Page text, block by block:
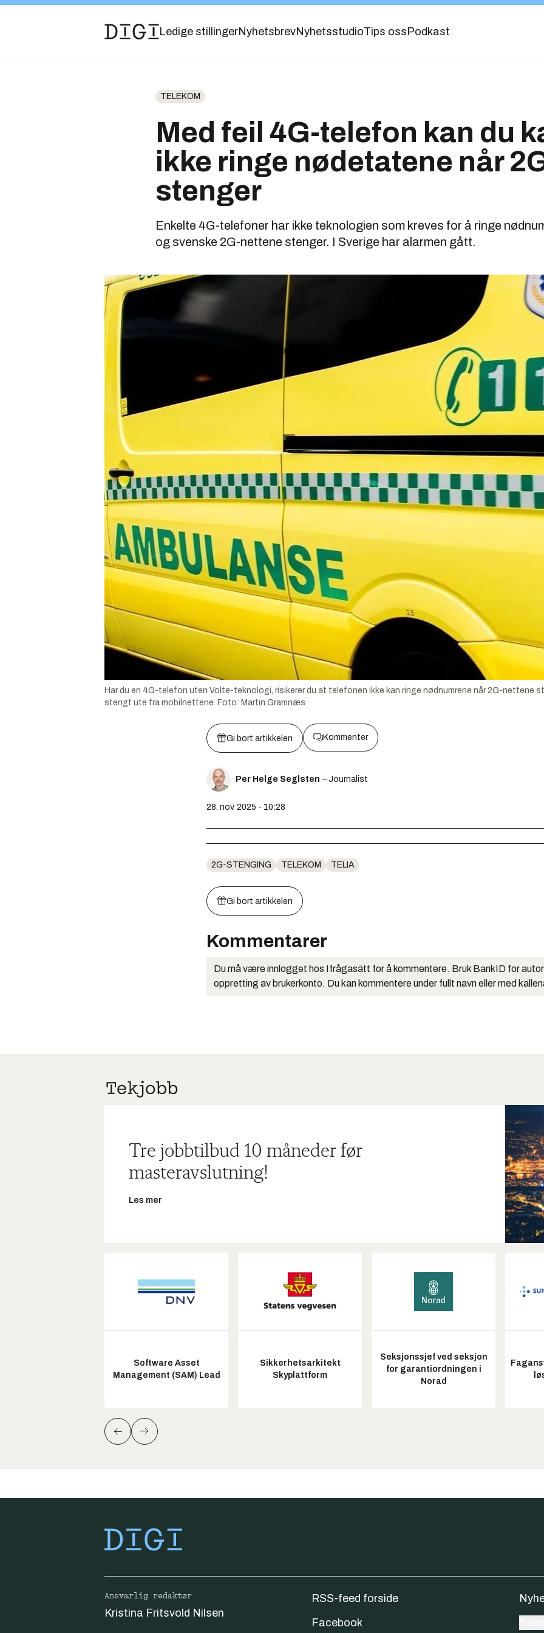
Ledige stillingerNyhetsbrevNyhetsstudioTips oss Podkast
TELEKOM
Med feil 4G-telefon kan du
ikke ringe nødetatene når
stenger
Enkelte 4G-telefoner har ikke teknologien som kreves for å ringe
og svenske 2G-nettene stenger. I Sverige har alarmen gått.
Har du en 4G-telefon uten Volte-teknologi, risikerer du at telefonen ikke kan ringe nødnumrene når 2G-nettene
stengt ute fra mobilnettene. Foto: Martin Gramnæs
Gi bort artikkelen Kommenter
Per Helge Seglsten – Journalist
28. nov. 2025 - 10:28
2G-STENGING TELEKOM TELIA
Gi bort artikkelen
Kommentarer
Du må være innlogget hos Ifrågasätt for å kommentere. Bruk BankID for
oppretting av brukerkonto. Du kan kommentere under fullt navn eller med
Tre jobbtilbud 10 måneder før
masteravslutning!
Les mer
Software Asset
Management (SAM) Lead
Sikkerhetsarkitekt
Skyplattform
Seksjonssjef ved seksjon
for garantiordningen i
Norad
Ansvarlig redaktør
Kristina Fritsvold Nilsen
RSS-feed forside
Facebook